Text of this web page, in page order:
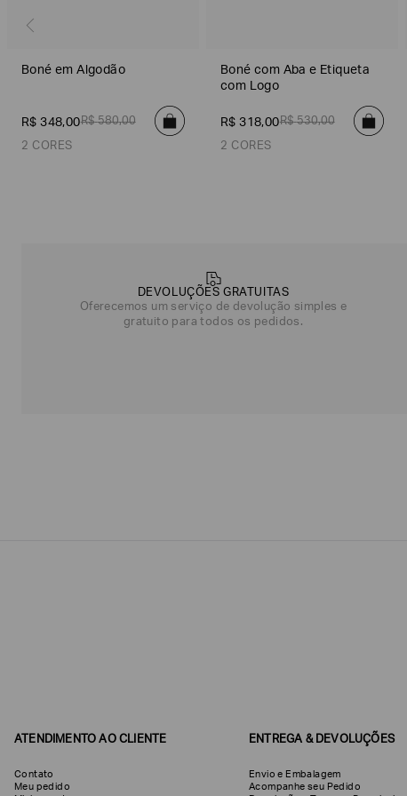
Boné em Algodão
R$ 348,00R$ 580,00
2 CORES
Boné com Aba e Etiqueta
com Logo
R$ 318,00R$ 530,00
2 CORES
DEVOLUÇÕES GRATUITAS
Oferecemos um serviço de devolução simples e
gratuito para todos os pedidos.
ATENDIMENTO AO CLIENTE
Contato
Meu pedido
ENTREGA & DEVOLUÇÕES
Envio e Embalagem
Acompanhe seu Pedido
mais
sobre
você?